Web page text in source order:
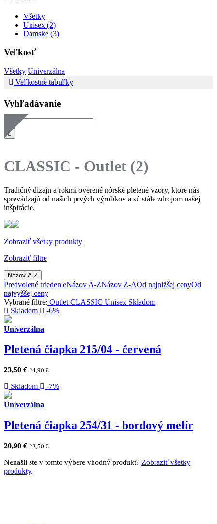
Všetky
Unisex (2)
Dámske (3)
Veľkosť
Všetky Univerzálna
Veľkostné tabuľky
Vyhľadávanie
CLASSIC - Outlet (2)
Tradičný dizajn a rokmi overené nórské pletené vzory, ktoré nás
sprevádzajú od našich prvých výrobkov a sú stále zdrojom našej
inšpirácie.
Zobraziť všetky produkty
Zobraziť filtre
Názov A-Z
Predvolené triedenieNázov A-ZNázov Z-AOd najnižšej cenyOd
najvyššej ceny
Vybrané filtre: Outlet CLASSIC Unisex Skladom
Skladom
-6%
Univerzálna
Pletená čiapka 215/04 - červená
23,50 € 24,90 €
Skladom -7%
Univerzálna
Pletená čiapka 254/31 - bordový melír
20,90 € 22,50 €
Nenašli ste v tomto výbere vhodný produkt? Zobraziť všetky
produkty.